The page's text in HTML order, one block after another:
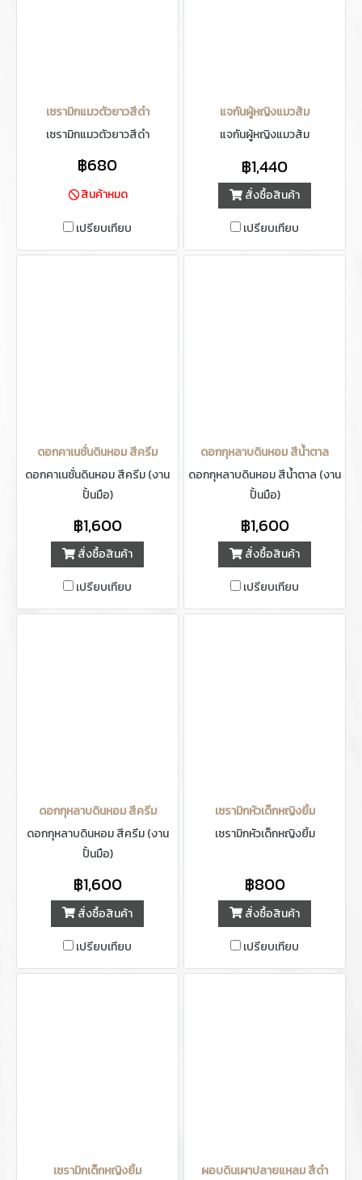
เซรามิกแมวตัวยาวสีดำ
เซรามิกแมวตัวยาวสีดำ
฿680
สินค้าหมด
เปรียบเทียบ
แจกันผู้หญิงแมวส้ม
แจกันผู้หญิงแมวส้ม
฿1,440
สั่งซื้อสินค้า
เปรียบเทียบ
ดอกคาเนชั่นดินหอม สีครีม
ดอกคาเนชั่นดินหอม สีครีม (งาน
ปั้นมือ)
฿1,600
สั่งซื้อสินค้า
เปรียบเทียบ
ดอกกุหลาบดินหอม สีน้ำตาล
ดอกกุหลาบดินหอม สีน้ำตาล (งาน
ปั้นมือ)
฿1,600
สั่งซื้อสินค้า
เปรียบเทียบ
ดอกกุหลาบดินหอม สีครีม
ดอกกุหลาบดินหอม สีครีม (งาน
ปั้นมือ)
฿1,600
สั่งซื้อสินค้า
เปรียบเทียบ
เซรามิกหัวเด็กหญิงยิ้ม
เซรามิกหัวเด็กหญิงยิ้ม
฿800
สั่งซื้อสินค้า
เปรียบเทียบ
เซรามิกเด็กหญิงยิ้ม
ผอบดินเผาปลายแหลม สึดำ